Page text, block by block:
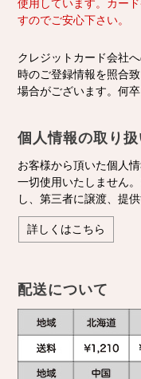
使用しています。カー
すのでご安心下さい。
クレジットカード会社
時のご登録情報を照合
場合がございます。何
個人情報の取り
お客様から頂いた個人
一切使用いたしません
し、第三者に譲渡、提
詳しくはこちら
配送について